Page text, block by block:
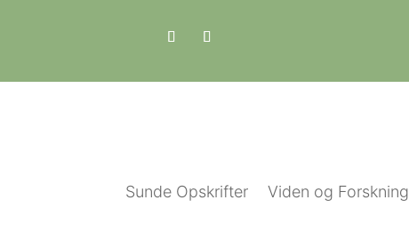
Sunde Opskrifter Viden og Forskning